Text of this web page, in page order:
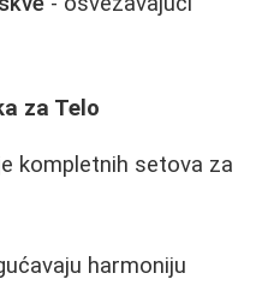
za Telo
kompletnih setova za
harmoniju